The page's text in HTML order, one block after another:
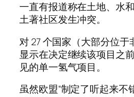
一直有报道称在土地、水
土著社区发生冲突。
对 27 个国家（大部分位
显示在决定继续该项目之
见的单一氢气项目。
虽然欧盟“制定了听起来不